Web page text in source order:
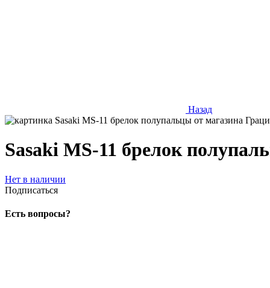
Назад
Sasaki MS-11 брелок
Нет в наличии
Подписаться
Есть вопросы?